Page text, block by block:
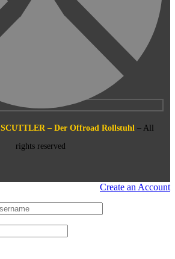
SCUTTLER – Der Offroad Rollstuhl – All
rights reserved
Create an Account